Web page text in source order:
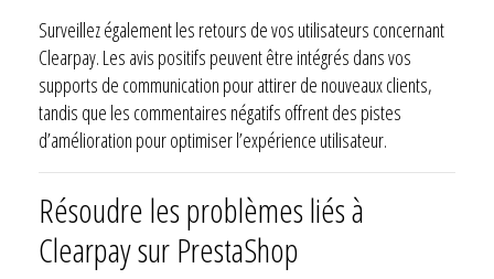
Surveillez également les retours de vos utilisateurs concernant
Clearpay. Les avis positifs peuvent être intégrés dans vos
supports de communication pour attirer de nouveaux clients,
tandis que les commentaires négatifs offrent des pistes
d’amélioration pour optimiser l’expérience utilisateur.
Résoudre les problèmes liés à
Clearpay sur PrestaShop